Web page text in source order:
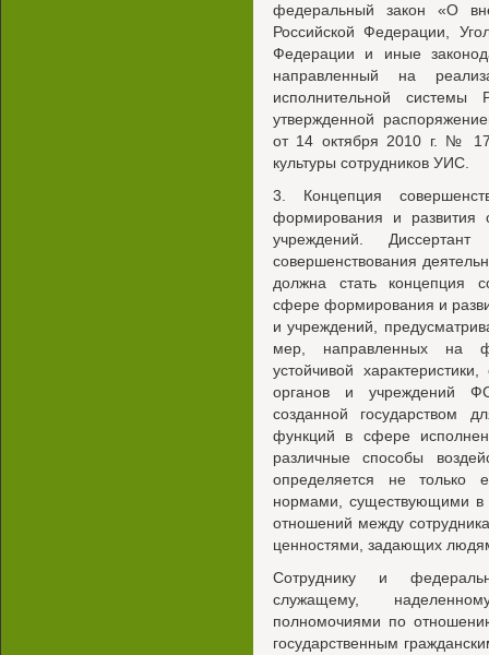
федеральный закон «О
Российской Федерации,
Федерации и иные
направленный на
исполнительной
утвержденной
от 14 октября 2010 г. №
культуры сотрудников УИС.
3. Концепция
формирования и развития
учреждений.
совершенствования
должна стать концепция
сфере формирования и
и учреждений,
мер, направленных на
устойчивой
органов и учреждений
созданной государством
функций в сфере
различные способы
определяется не только
нормами, существующими
отношений между
ценностями, задающих
Сотруднику и
служащему, наделенному
полномочиями по
государственным